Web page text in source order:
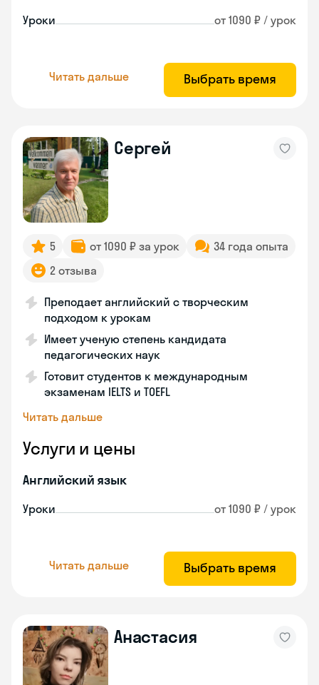
Уроки от 1090 ₽ / урок
Читать дальше Выбрать время
Сергей
5 от 1090 ₽ за урок
34 года опыта
2 отзыва
Преподает английский с творческим
подходом к урокам
Имеет ученую степень кандидата
педагогических наук
Готовит студентов к международным
экзаменам IELTS и TOEFL
Читать дальше
Услуги и цены
Английский язык
Уроки от 1090 ₽ / урок
Читать дальше Выбрать время
Анастасия